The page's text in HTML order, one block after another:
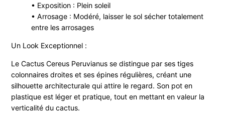
• Exposition : Plein soleil
• Arrosage : Modéré, laisser le sol sécher totalement
entre les arrosages
Un Look Exceptionnel :
Le Cactus Cereus Peruvianus se distingue par ses tiges
colonnaires droites et ses épines régulières, créant une
silhouette architecturale qui attire le regard. Son pot en
plastique est léger et pratique, tout en mettant en valeur la
verticalité du cactus.